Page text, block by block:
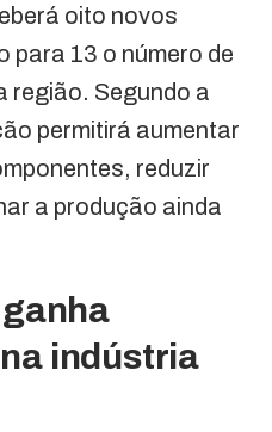
oito novos
para 13 o número de
região. Segundo a
permitirá aumentar
reduzir
a produção ainda
indústria